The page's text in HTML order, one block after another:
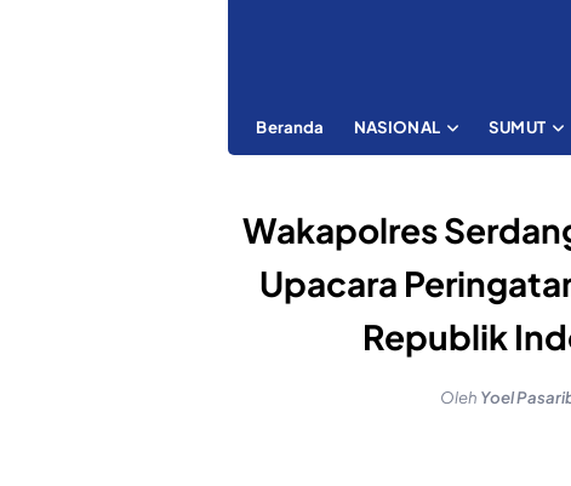
Beranda NASIONAL SUMUT
Wakapolres
Upacara
Republik
Oleh Yoel